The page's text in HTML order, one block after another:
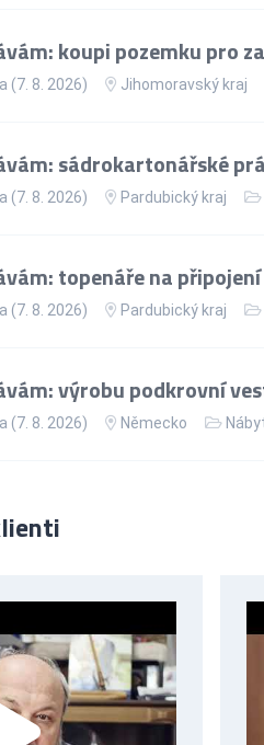
koupi pozemku pro
(7. 8. 2026) Jihomoravský kraj
sádrokartonářské
(7. 8. 2026) Pardubický kraj
topenáře na
(7. 8. 2026) Pardubický kraj
výrobu podkrovní
(7. 8. 2026) Německo